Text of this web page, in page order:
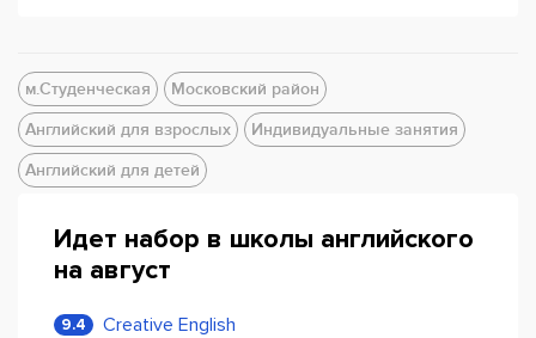
м.Студенческая
Московский район
Английский для взрослых
Индивидуальные занятия
Английский для детей
Идет набор в школы английского
на август
9.4 Creative English